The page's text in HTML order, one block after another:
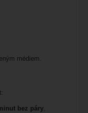
médiem.
bez páry,